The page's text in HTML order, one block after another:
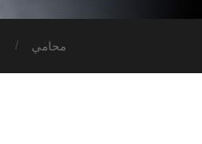
محامي